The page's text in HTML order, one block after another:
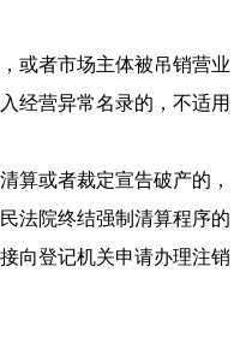
者市场主体被吊销营业
经营异常名录的，不适用
算或者裁定宣告破产的，
法院终结强制清算程序的
向登记机关申请办理注销